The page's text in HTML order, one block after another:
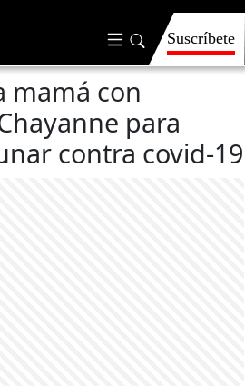
Suscríbete
mamá con
para
contra covid-19